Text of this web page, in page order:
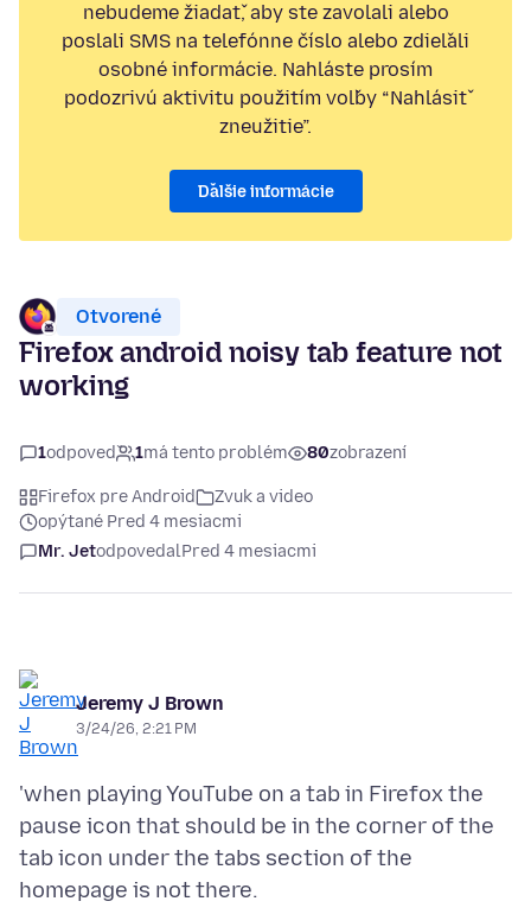
nebudeme žiadať, aby ste zavolali alebo
poslali SMS na telefónne číslo alebo zdieľali
osobné informácie. Nahláste prosím
podozrivú aktivitu použitím voľby “Nahlásiť
zneužitie”.
Ďalšie informácie
Otvorené
Firefox android noisy tab feature not
working
1odpoveď 1má tento problém 80zobrazení
Firefox pre Android
Zvuk a video
opýtané Pred 4 mesiacmi
Mr. JetodpovedalPred 4 mesiacmi
Jeremy J Brown
3/24/26, 2:21 PM
'when playing YouTube on a tab in Firefox the
pause icon that should be in the corner of the
tab icon under the tabs section of the